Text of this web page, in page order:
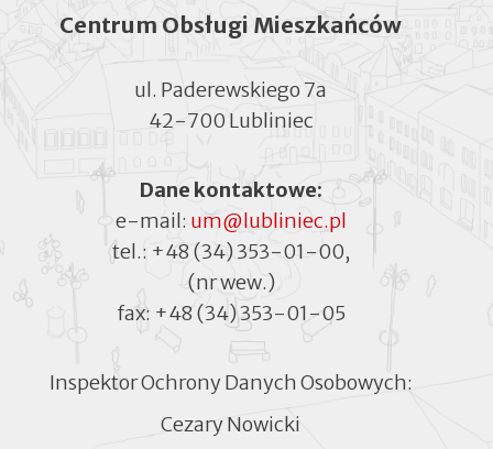
Centrum Obsługi Mieszkańców
ul. Paderewskiego 7a
42-700 Lubliniec
Dane kontaktowe:
e-mail: um@lubliniec.pl
tel.: +48 (34) 353-01-00,
(nr wew.)
fax: +48 (34) 353-01-05
Inspektor Ochrony Danych Osobowych:
Cezary Nowicki